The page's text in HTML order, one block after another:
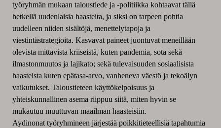
työryhmän mukaan taloustiede ja -politiikka kohtaavat tällä
hetkellä uudenlaisia haasteita, ja siksi on tarpeen pohtia
uudelleen niiden sisältöjä, menettelytapoja ja
viestintästrategioita. Kasvavat paineet juontuvat meneillään
olevista mittavista kriiseistä, kuten pandemia, sota sekä
ilmastonmuutos ja lajikato; sekä tulevaisuuden sosiaalisista
haasteista kuten epätasa-arvo, vanheneva väestö ja tekoälyn
vaikutukset. Taloustieteen käyttökelpoisuus ja
yhteiskunnallinen asema riippuu siitä, miten hyvin se
mukautuu muuttuvan maailman haasteisiin.
Aydinonat työryhmineen järjestää poikkitieteellisiä tapahtumia